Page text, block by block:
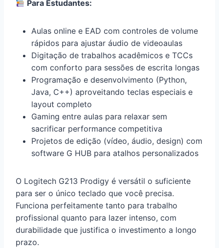
Para Estudantes:
Aulas online e EAD com controles de volume
rápidos para ajustar áudio de videoaulas
Digitação de trabalhos acadêmicos e TCCs
com conforto para sessões de escrita longas
Programação e desenvolvimento (Python,
Java, C++) aproveitando teclas especiais e
layout completo
Gaming entre aulas para relaxar sem
sacrificar performance competitiva
Projetos de edição (vídeo, áudio, design) com
software G HUB para atalhos personalizados
O Logitech G213 Prodigy é versátil o suficiente
para ser o único teclado que você precisa.
Funciona perfeitamente tanto para trabalho
profissional quanto para lazer intenso, com
durabilidade que justifica o investimento a longo
prazo.